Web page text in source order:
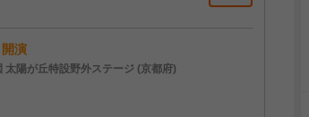
演
太陽が丘特設野外ステージ (京都府)